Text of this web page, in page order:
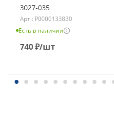
3027-035
Арт.: Р0000133830
Есть в наличии
740₽/шт